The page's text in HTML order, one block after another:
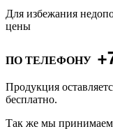
Для избежания
цены
ПО ТЕЛЕФОНУ
Продукция
бесплатно.
Так же мы